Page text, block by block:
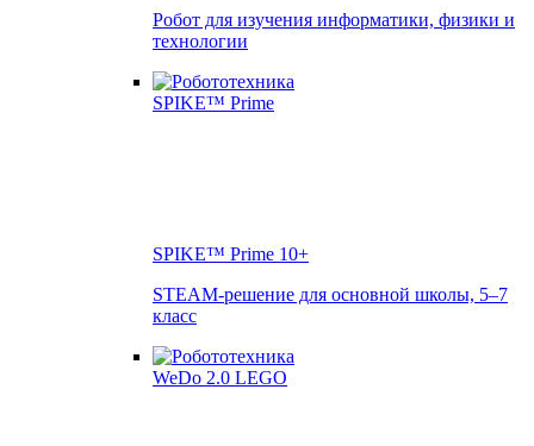
Робот для изучения информатики, физики и
технологии
SPIKE™ Prime 10+
STEAM-решение для основной школы, 5–7
класс